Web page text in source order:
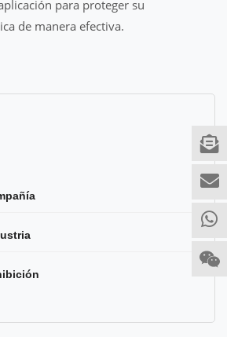
para proteger su
de manera efectiva.